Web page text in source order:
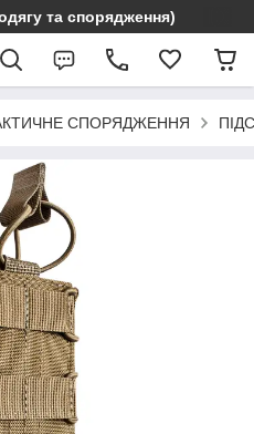
та спорядження)
СПОРЯДЖЕННЯ